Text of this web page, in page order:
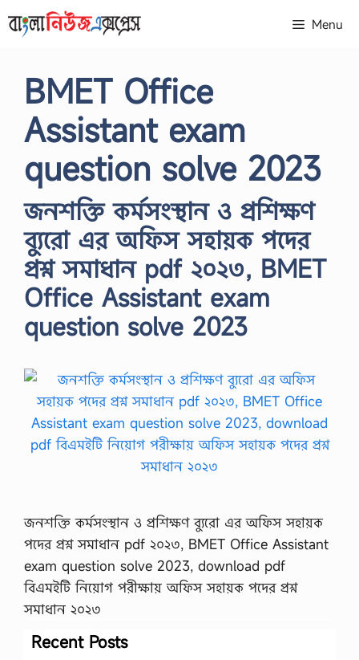
to
Menu
BMET Office
Assistant exam
question solve 2023
জনশক্তি কর্মসংস্থান ও প্রশিক্ষণ
ব্যুরো এর অফিস সহায়ক পদের
প্রশ্ন সমাধান pdf ২০২৩, BMET
Office Assistant exam
question solve 2023
জনশক্তি কর্মসংস্থান ও প্রশিক্ষণ ব্যুরো এর অফিস সহায়ক
পদের প্রশ্ন সমাধান pdf ২০২৩, BMET Office Assistant
exam question solve 2023, download pdf
বিএমইটি নিয়োগ পরীক্ষায় অফিস সহায়ক পদের প্রশ্ন
সমাধান ২০২৩
Recent Posts